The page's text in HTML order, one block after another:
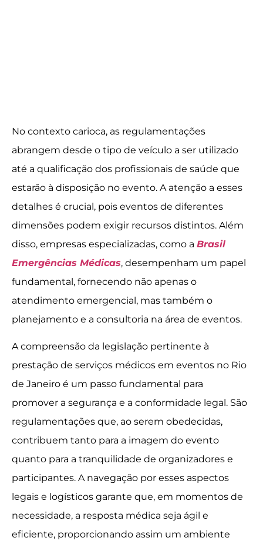
No contexto carioca, as regulamentações
abrangem desde o tipo de veículo a ser utilizado
até a qualificação dos profissionais de saúde que
estarão à disposição no evento. A atenção a esses
detalhes é crucial, pois eventos de diferentes
dimensões podem exigir recursos distintos. Além
disso, empresas especializadas, como a Brasil
Emergências Médicas, desempenham um papel
fundamental, fornecendo não apenas o
atendimento emergencial, mas também o
planejamento e a consultoria na área de eventos.
A compreensão da legislação pertinente à
prestação de serviços médicos em eventos no Rio
de Janeiro é um passo fundamental para
promover a segurança e a conformidade legal. São
regulamentações que, ao serem obedecidas,
contribuem tanto para a imagem do evento
quanto para a tranquilidade de organizadores e
participantes. A navegação por esses aspectos
legais e logísticos garante que, em momentos de
necessidade, a resposta médica seja ágil e
eficiente, proporcionando assim um ambiente